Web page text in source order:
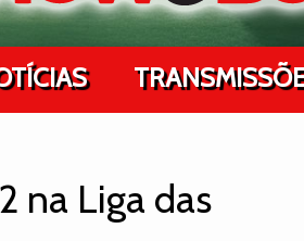
na Liga das